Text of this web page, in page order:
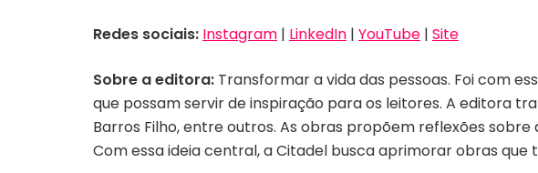
Redes sociais: Instagram | LinkedIn | YouTube | Site
Sobre a editora: Transformar a vida das pessoas. Foi com
que possam servir de inspiração para os leitores. A editora
Barros Filho, entre outros. As obras propõem reflexões
Com essa ideia central, a Citadel busca aprimorar obras